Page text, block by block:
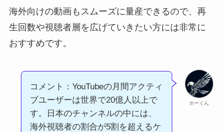
海外向けの動画もスムーズに量産できるので、再
生回数や視聴者層を広げていきたい方には非常に
おすすめです。
ホーくん
コメント：YouTubeの月間アクティ
ブユーザーは世界で20億人以上で
す。日本のチャンネルの中には、
海外視聴者の割合が5割を超えるケ